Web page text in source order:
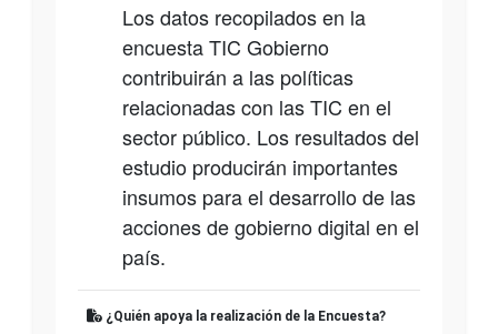
Los datos recopilados en la
encuesta TIC Gobierno
contribuirán a las políticas
relacionadas con las TIC en el
sector público. Los resultados del
estudio producirán importantes
insumos para el desarrollo de las
acciones de gobierno digital en el
país.
¿Quién apoya la realización de la Encuesta?